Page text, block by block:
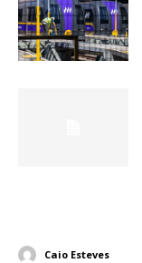
Caio Esteves